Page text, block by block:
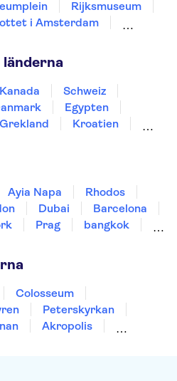
Rijksmuseum
i Amsterdam
Giethoorn-kanalerna
Kanada
Schweiz
Egypten
Grekland
Kroatien
Ayia Napa
Rhodos
Dubai
Barcelona
Prag
bangkok
Colosseum
Peterskyrkan
Akropolis